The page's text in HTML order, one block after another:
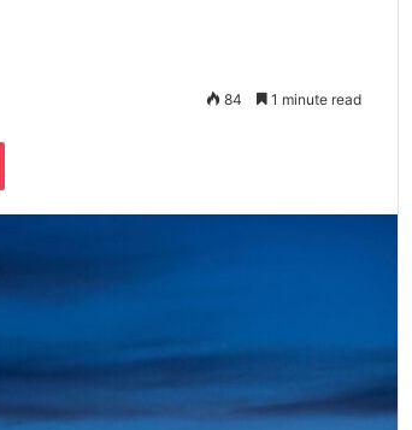
84 1 minute read
Pocket